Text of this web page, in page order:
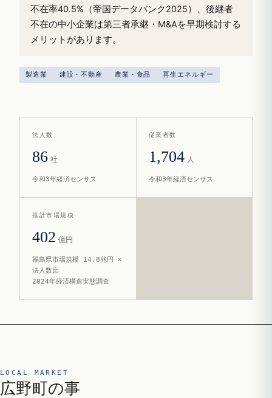
不在率40.5%（帝国データバンク2025）、後継者
不在の中小企業は第三者承継・M&Aを早期検討する
メリットがあります。
製造業 建設・不動産 農業・食品 再生エネルギー
法人数
86 社
令和3年経済センサス
従業者数
1,704 人
令和3年経済センサス
推計市場規模
402 億円
福島県市場規模 14.8兆円 ×
法人数比
2024年経済構造実態調査
LOCAL MARKET
広野町の事